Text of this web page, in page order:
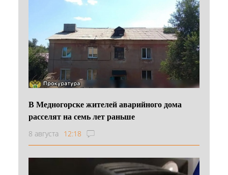
В Медногорске жителей аварийного дома
расселят на семь лет раньше
8 августа 12:18